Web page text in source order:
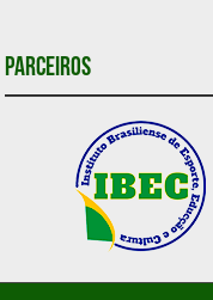
Parceiros